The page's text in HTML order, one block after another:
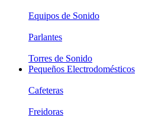
Equipos de Sonido
Parlantes
Torres de Sonido
Pequeños Electrodomésticos
Cafeteras
Freidoras